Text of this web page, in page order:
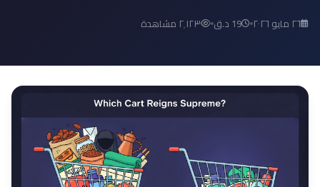
٢٦ مايو ٢٠٢٦ 19 د.ق ٢٬١٢٣ مشاهدة